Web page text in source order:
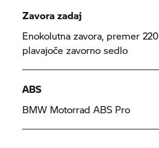
Zavora zadaj
Enokolutna zavora, premer
plavajoče zavorno sedlo
ABS
BMW Motorrad ABS Pro